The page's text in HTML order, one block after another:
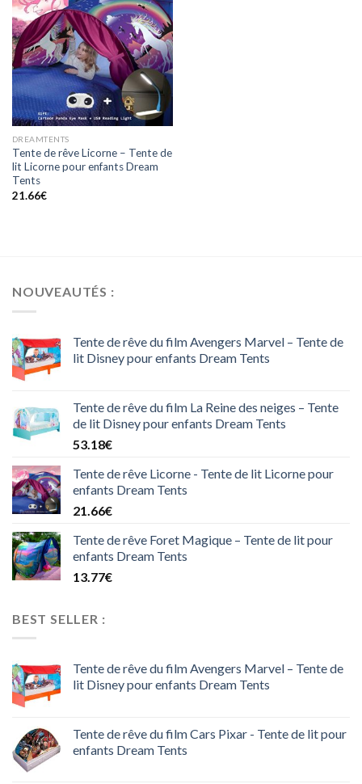
DREAMTENTS
Tente de rêve Licorne – Tente de
lit Licorne pour enfants Dream
Tents
21.66€
NOUVEAUTÉS :
Tente de rêve du film Avengers Marvel – Tente de
lit Disney pour enfants Dream Tents
Tente de rêve du film La Reine des neiges – Tente
de lit Disney pour enfants Dream Tents
53.18€
Tente de rêve Licorne - Tente de lit Licorne pour
enfants Dream Tents
21.66€
Tente de rêve Foret Magique – Tente de lit pour
enfants Dream Tents
13.77€
BEST SELLER :
Tente de rêve du film Avengers Marvel – Tente de
lit Disney pour enfants Dream Tents
Tente de rêve du film Cars Pixar - Tente de lit pour
enfants Dream Tents